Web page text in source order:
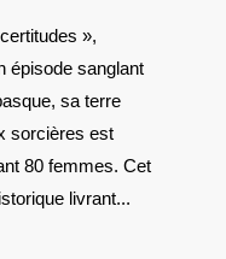
épisode sanglant
sa terre
sorcières est
80 femmes. Cet
livrant...